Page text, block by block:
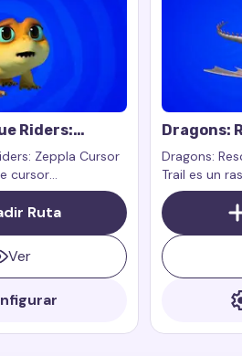
Riders:
Zeppla Cursor
cursor
en el
programa
Zeppla es un
y valiente que
ayudar a sus
Ruta
Ver
Dragons:
Cursor
Dragons:
Trail es un
en el
animada